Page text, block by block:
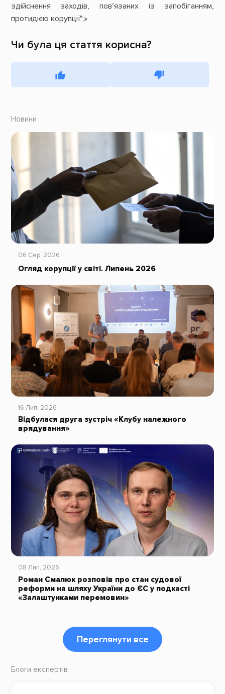
здійснення заходів, пов’язаних із запобіганням,
протидією корупції";»
Чи була ця стаття корисна?
Новини
06 Сер, 2026
Огляд корупції у світі. Липень 2026
16 Лип, 2026
Відбулася друга зустріч «Клубу належного
врядування»
08 Лип, 2026
Роман Смалюк розповів про стан судової
реформи на шляху України до ЄС у подкасті
«Залаштунками перемовин»
Переглянути все
Блоги експертів